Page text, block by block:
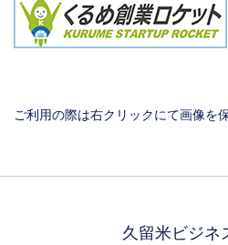
ご利用の際は右クリックにて画像を
久留米ビジネ